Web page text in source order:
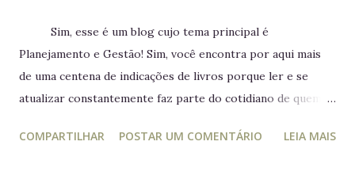
Sim, esse é um blog cujo tema principal é
Planejamento e Gestão! Sim, você encontra por aqui mais
de uma centena de indicações de livros porque ler e se
atualizar constantemente faz parte do cotidiano de quem
planejamento e gestão a leitura e atualização frequente é
COMPARTILHAR POSTAR UM COMENTÁRIO LEIA MAIS